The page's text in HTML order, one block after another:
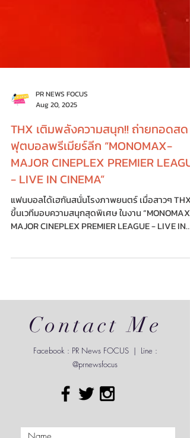
PR NEWS FOCUS
Aug 20, 2025
THX เติมพลังความสนุก!! ถ่ายทอดสด
ฟุตบอลพรีเมียร์ลีก “MONOMAX-
MAJOR CINEPLEX PREMIER LEAGUE
- LIVE IN CINEMA”
Contact Me
Facebook : PR News FOCUS | Line :
@prnewsfocus